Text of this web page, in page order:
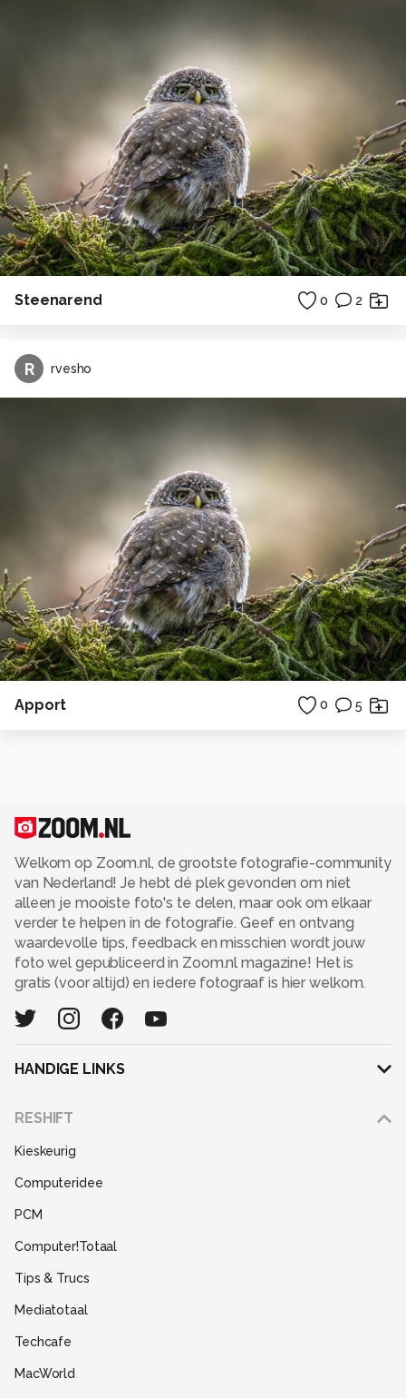
Steenarend 0 2
R rvesho
Apport 0 5
Welkom op Zoom.nl, de grootste fotografie-community
van Nederland! Je hebt dé plek gevonden om niet
alleen je mooiste foto's te delen, maar ook om elkaar
verder te helpen in de fotografie. Geef en ontvang
waardevolle tips, feedback en misschien wordt jouw
foto wel gepubliceerd in Zoom.nl magazine! Het is
gratis (voor altijd) en iedere fotograaf is hier welkom.
HANDIGE LINKS
RESHIFT
Kieskeurig
Computeridee
PCM
Computer!Totaal
Tips & Trucs
Mediatotaal
Techcafe
MacWorld